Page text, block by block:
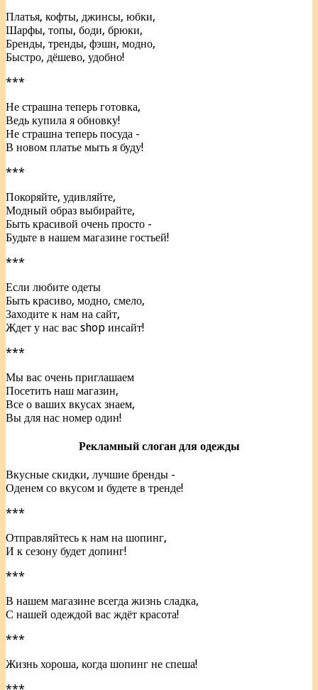
Платья, кофты, джинсы, юбки,
Шарфы, топы, боди, брюки,
Бренды, тренды, фэшн, модно,
Быстро, дёшево, удобно!
***
Не страшна теперь готовка,
Ведь купила я обновку!
Не страшна теперь посуда -
В новом платье мыть я буду!
***
Покоряйте, удивляйте,
Модный образ выбирайте,
Быть красивой очень просто -
Будьте в нашем магазине гостьей!
***
Если любите одеты
Быть красиво, модно, смело,
Заходите к нам на сайт,
Ждет у нас вас shop инсайт!
***
Мы вас очень приглашаем
Посетить наш магазин,
Все о ваших вкусах знаем,
Вы для нас номер один!
Рекламный слоган для одежды
Вкусные скидки, лучшие бренды -
Оденем со вкусом и будете в тренде!
***
Отправляйтесь к нам на шопинг,
И к сезону будет допинг!
***
В нашем магазине всегда жизнь сладка,
С нашей одеждой вас ждёт красота!
***
Жизнь хороша, когда шопинг не спеша!